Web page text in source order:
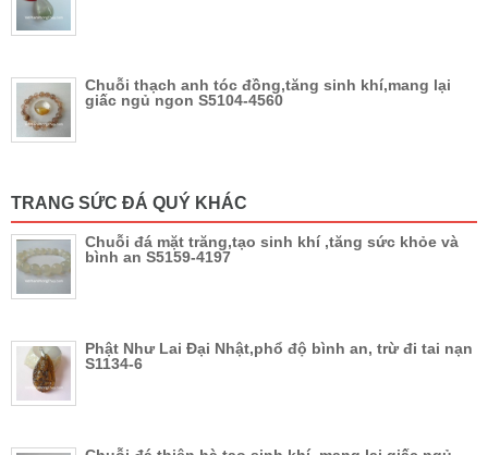
Chuỗi thạch anh tóc đồng,tăng sinh khí,mang lại
giấc ngủ ngon S5104-4560
TRANG SỨC ĐÁ QUÝ KHÁC
Chuỗi đá mặt trăng,tạo sinh khí ,tăng sức khỏe và
bình an S5159-4197
Phật Như Lai Đại Nhật,phổ độ bình an, trừ đi tai nạn
S1134-6